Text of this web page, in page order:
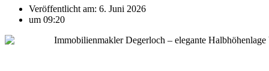
Veröffentlicht am: 6. Juni 2026
um 09:20